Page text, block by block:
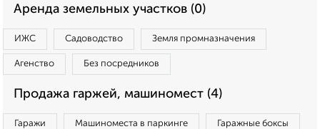
Аренда земельных участков (0)
ИЖС Садоводство Земля промназначения
Агенство Без посредников
Продажа гаржей, машиномест (4)
Гаражи Машиноместа в паркинге Гаражные боксы